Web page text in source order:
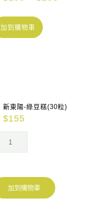
加到購物車
新東陽-綠豆糕(30粒)
$155
加到購物車